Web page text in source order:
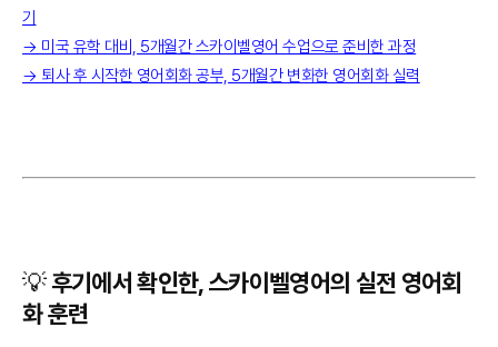
기
→ 미국 유학 대비, 5개월간 스카이벨영어 수업으로 준비한 과정
→ 퇴사 후 시작한 영어회화 공부, 5개월간 변화한 영어회화 실력
💡 후기에서 확인한, 스카이벨영어의 실전 영어회
화 훈련